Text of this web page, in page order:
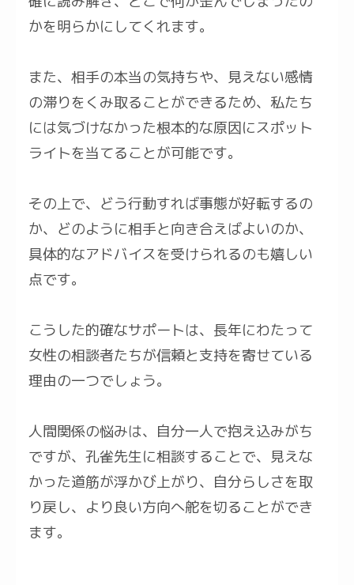
かを明らかにしてくれます。
また、相手の本当の気持ちや、見えない感情
の滞りをくみ取ることができるため、私たち
には気づけなかった根本的な原因にスポット
ライトを当てることが可能です。
その上で、どう行動すれば事態が好転するの
か、どのように相手と向き合えばよいのか、
具体的なアドバイスを受けられるのも嬉しい
点です。
こうした的確なサポートは、長年にわたって
女性の相談者たちが信頼と支持を寄せている
理由の一つでしょう。
人間関係の悩みは、自分一人で抱え込みがち
ですが、孔雀先生に相談することで、見えな
かった道筋が浮かび上がり、自分らしさを取
り戻し、より良い方向へ舵を切ることができ
ます。